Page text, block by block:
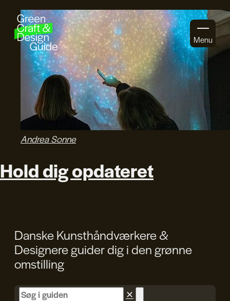
Gå til indhold
Menu
Andrea Sonne
Hold dig opdateret
Danske Kunsthåndværkere &
Designere guider dig i dengrønne
omstilling
✕